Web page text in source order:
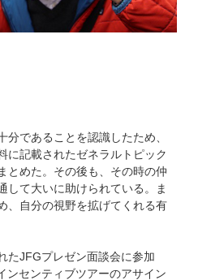
であることを認識したため、
に記載されたゼネラルトピック
とめた。その後も、その時の仲
して大いに助けられている。ま
、自分の視野を拡げてくれる有
たJFGプレゼン面談会に参加
ンセンティブツアーのアサイン